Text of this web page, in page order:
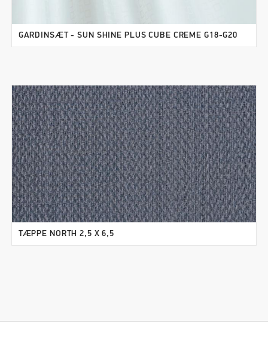
GARDINSÆT - SUN SHINE PLUS CUBE CREME G18-G20
TÆPPE NORTH 2,5 X 6,5